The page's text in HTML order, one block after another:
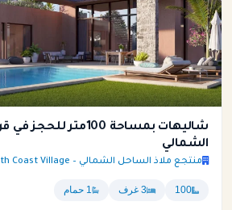
شاليهات بمساحة 100متر
الشمالي
منتجع ملاذ الساحل الشمالي – Malaaz North Coast Village
100 3 غرف 1 حمام